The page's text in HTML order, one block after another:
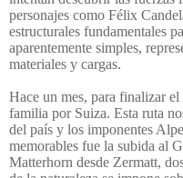
personajes como Félix
estructurales fundamentales
aparentemente simples,
materiales y cargas.
Hace un mes, para finalizar
familia por Suiza. Esta ruta
del país y los imponentes
memorables fue la subida al
Matterhorn desde Zermatt,